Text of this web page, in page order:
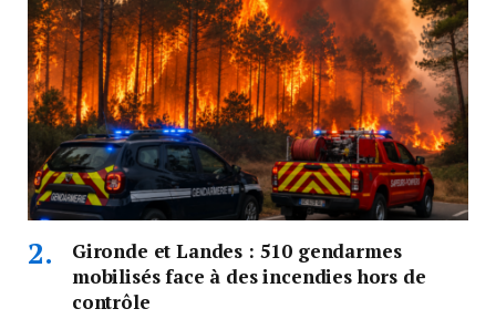
Gironde et Landes : 510 gendarmes
mobilisés face à des incendies hors de
contrôle